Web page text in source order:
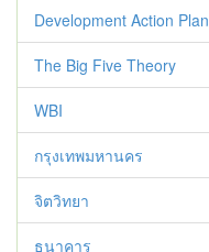
Development Action Plan
The Big Five Theory
WBI
กรุงเทพมหานคร
จิตวิทยา
ธนาคาร